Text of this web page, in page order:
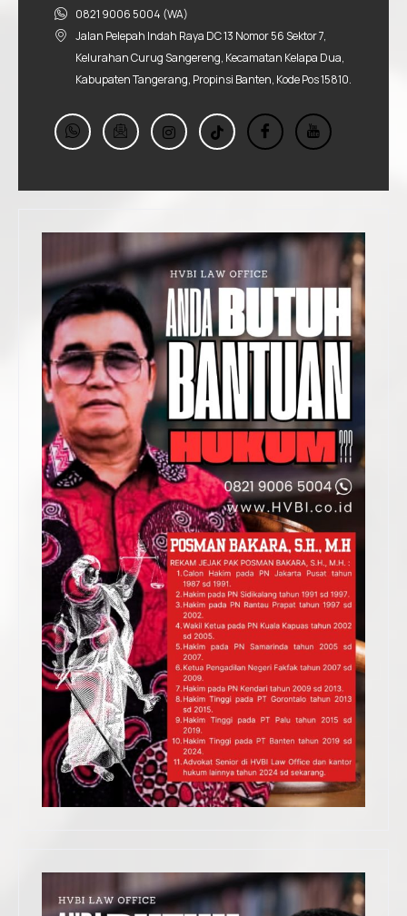
0821 9006 5004 (WA)
Jalan Pelepah Indah Raya DC 13 Nomor 56 Sektor 7,
Kelurahan Curug Sangereng, Kecamatan Kelapa Dua,
Kabupaten Tangerang, Propinsi Banten, Kode Pos 15810.